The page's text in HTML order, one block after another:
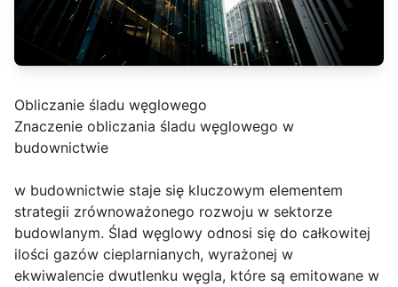
Obliczanie śladu węglowego
Znaczenie obliczania śladu węglowego w
budownictwie
w budownictwie staje się kluczowym elementem
strategii zrównoważonego rozwoju w sektorze
budowlanym. Ślad węglowy odnosi się do całkowitej
ilości gazów cieplarnianych, wyrażonej w
ekwiwalencie dwutlenku węgla, które są emitowane w